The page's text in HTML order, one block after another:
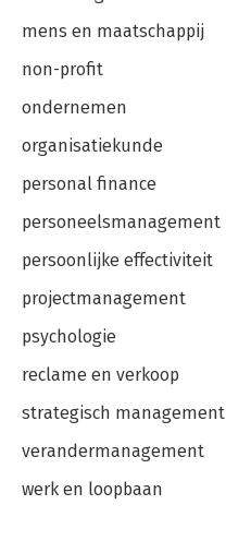
mens en maatschappij
non-profit
ondernemen
organisatiekunde
personal finance
personeelsmanagement
persoonlijke effectiviteit
projectmanagement
psychologie
reclame en verkoop
strategisch management
verandermanagement
werk en loopbaan